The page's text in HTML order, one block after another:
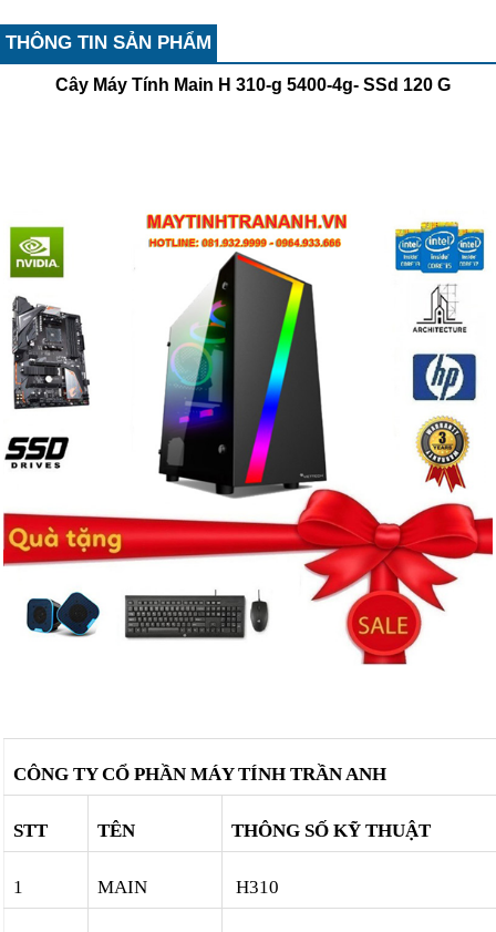
THÔNG TIN SẢN PHẨM
Cây Máy Tính Main H 310-g 5400-4g- SSd 120 G
CÔNG TY CỔ PHẦN MÁY TÍNH TRẦN ANH
STT TÊN THÔNG SỐ KỸ THUẬT
1 MAIN H310